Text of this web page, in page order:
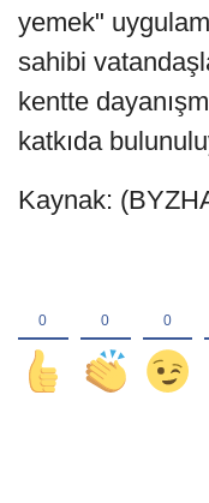
yemek"
sahibi
kentte
katkıda
Kaynak: